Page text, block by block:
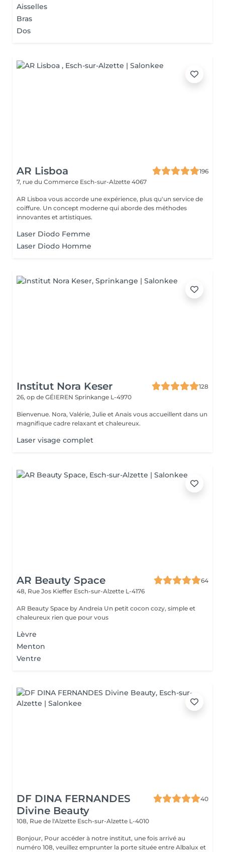
Aisselles
Bras
Dos
AR Lisboa
196
7, rue du Commerce Esch-sur-Alzette 4067
AR Lisboa vous accorde une expérience, plus qu'un service de
coiffure. Un concept moderne qui aborde des méthodes
innovantes et artistiques.
Laser Diodo Femme
Laser Diodo Homme
Institut Nora Keser
128
26, op de GÉIEREN Sprinkange L-4970
Bienvenue. Nora, Valérie, Julie et Anaïs vous accueillent dans un
magnifique cadre relaxant et chaleureux.
Laser visage complet
AR Beauty Space
64
48, Rue Jos Kieffer Esch-sur-Alzette L-4176
AR Beauty Space by Andreia Un petit cocon cozy, simple et
chaleureux rien que pour vous
Lèvre
Menton
Ventre
DF DINA FERNANDES
Divine Beauty
40
108, Rue de l'Alzette Esch-sur-Alzette L-4010
Bonjour, Pour accéder à notre institut, une fois arrivé au
numéro 108, veuillez emprunter la porte située entre Albalux et